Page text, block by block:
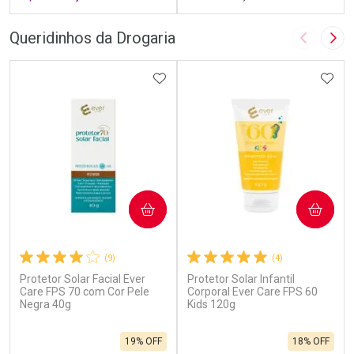
Ativar Desconto
Por R$ 664,02/cada
Comprar sem Desconto
Ativar Desconto
Por R$ 454,71/cada
Comprar sem Desconto
Queridinhos da Drogaria Imagem
(9)
Protetor Solar Facial Ever
Care FPS 70 com Cor Pele
Negra 40g
19% OFF
ADICIONAR AOS FAVORITOS
COMPRAR
(4)
Protetor Solar Infantil
Corporal Ever Care FPS 60
Kids 120g
18% OFF
COMPRAR